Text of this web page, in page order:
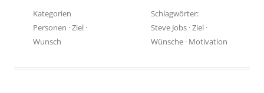
Kategorien
Personen ·Ziel ·
Wunsch
Schlagwörter:
Steve Jobs ·Ziel ·
Wünsche · Motivation